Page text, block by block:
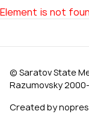
Element is not
© Saratov State
Razumovsky
Created by